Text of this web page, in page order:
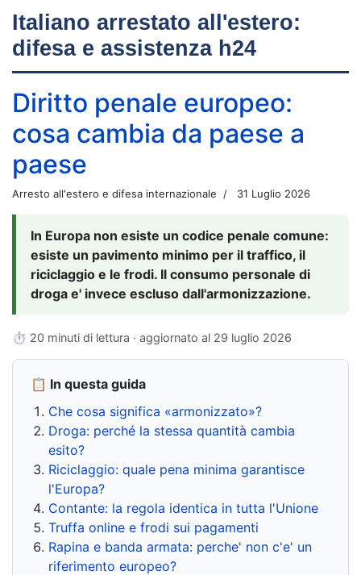
Italiano arrestato all'estero:
difesa e assistenza h24
Diritto penale europeo:
cosa cambia da paese a
paese
Arresto all'estero e difesa internazionale 31 Luglio 2026
In Europa non esiste un codice penale comune:
esiste un pavimento minimo per il traffico, il
riciclaggio e le frodi. Il consumo personale di
droga e' invece escluso dall'armonizzazione.
⏱ 20 minuti di lettura · aggiornato al 29 luglio 2026
📋 In questa guida
Che cosa significa «armonizzato»?
Droga: perché la stessa quantità cambia
esito?
Riciclaggio: quale pena minima garantisce
l'Europa?
Contante: la regola identica in tutta l'Unione
Truffa online e frodi sui pagamenti
Rapina e banda armata: perche' non c'e' un
riferimento europeo?